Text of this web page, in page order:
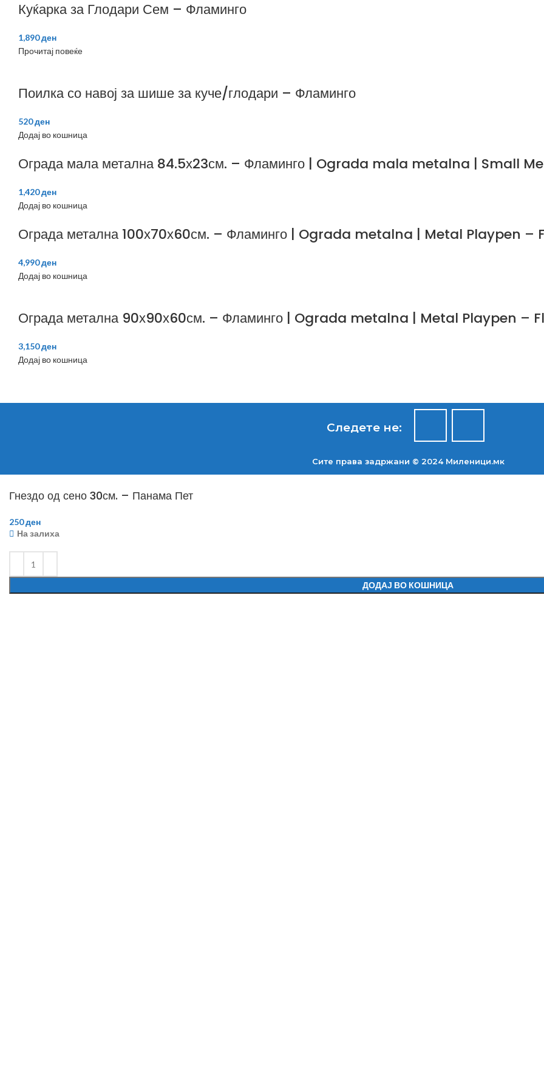
Куќарка за Глодари Сем – Фламинго
1,890ден
Прочитај повеќе
Поилка со навој за шише за куче/глодари – Фламинго
520ден
Додај во кошница
Ограда мала метална 84.5х23см. – Фламинго | Ograda mala metalna | Small
1,420ден
Додај во кошница
Ограда метална 100х70х60см. – Фламинго | Ograda metalna | Metal Playpen –
4,990ден
Додај во кошница
Ограда метална 90х90х60см. – Фламинго | Ograda metalna | Metal Playpen –
3,150ден
Додај во кошница
Следете не:
Сите права задржани © 2024 Mиленици.мк
Гнездо од сено 30см. – Панама Пет
250ден
На залиха
ДОДАЈ ВО КОШНИЦА